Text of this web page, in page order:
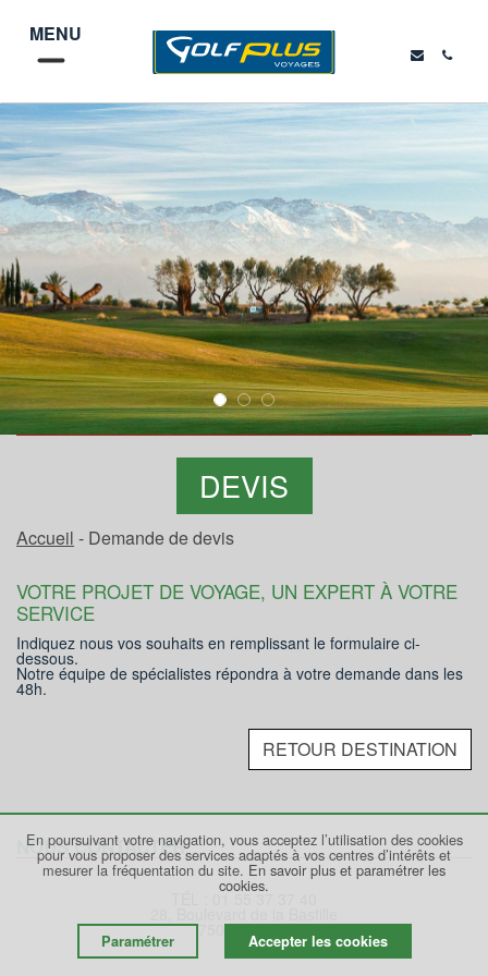
MENU
DEVIS
Accueil - Demande de devis
VOTRE PROJET DE VOYAGE, UN EXPERT À VOTRE
SERVICE
Indiquez nous vos souhaits en remplissant le formulaire ci-
dessous.
Notre équipe de spécialistes répondra à votre demande dans les
48h.
RETOUR DESTINATION
NOUS CONTACTER
75012 PARIS
En poursuivant votre navigation, vous acceptez l’utilisation des cookies
pour vous proposer des services adaptés à vos centres d’intérêts et
mesurer la fréquentation du site. En savoir plus et paramétrer les
cookies.
Paramétrer Accepter les cookies